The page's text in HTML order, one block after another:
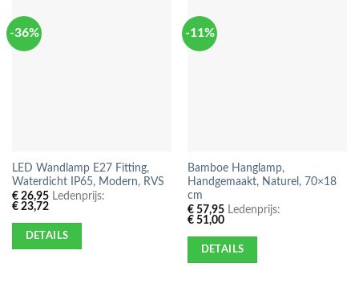
-36%
LED Wandlamp E27 Fitting,
Waterdicht IP65, Modern, RVS
€26,95Ledenprijs:
€23,72
DETAILS
-11%
Bamboe Hanglamp,
Handgemaakt, Naturel, 70×18
cm
€57,95Ledenprijs:
€51,00
DETAILS